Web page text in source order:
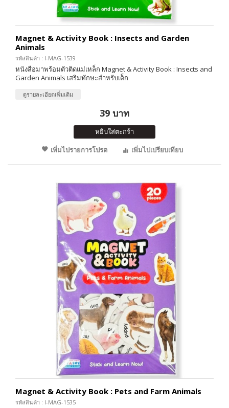
Magnet & Activity Book : Insects and Garden
Animals
รหัสสินค้า : I-MAG-1539
หนังสือมาพร้อมตัวติดแม่เหล็ก Magnet & Activity Book : Insects and
Garden Animals เสริมทักษะสำหรับเด็ก
ดูรายละเอียดเพิ่มเติม
39 บาท
หยิบใส่ตะกร้า
เพิ่มไปรายการโปรด
เพิ่มไปเปรียบเทียบ
Magnet & Activity Book : Pets and Farm Animals
รหัสสินค้า : I-MAG-1535